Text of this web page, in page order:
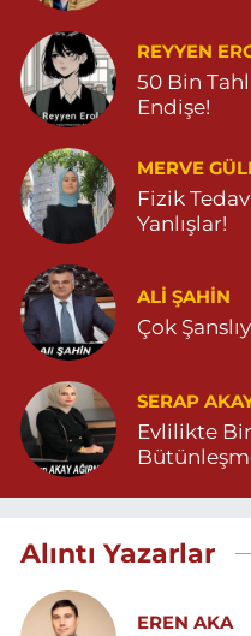
REYYEN
50 Bin
Endişe!
MERVE
Fizik
Yanlışlar!
ALI ŞAHİN
Çok
SERAP
Evlilikte
Alıntı Yazarlar
EREN AKA